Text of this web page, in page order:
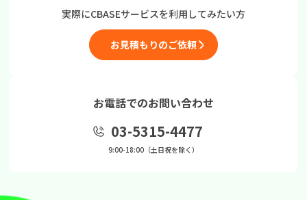
実際にCBASEサービスを利用してみたい方
お見積もりのご依頼
お電話でのお問い合わせ
03-5315-4477
9:00-18:00（土日祝を除く）